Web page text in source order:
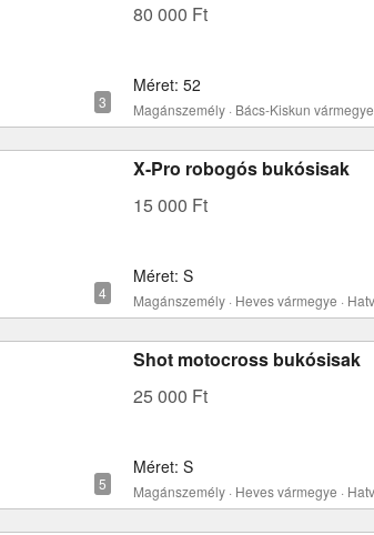
80 000 Ft
Méret: 52
Magánszemély · Bács-Kiskun
X-Pro robogós bukósisak
15 000 Ft
Méret: S
Magánszemély · Heves vármegye ·
Shot motocross bukósisak
25 000 Ft
Méret: S
Magánszemély · Heves vármegye ·